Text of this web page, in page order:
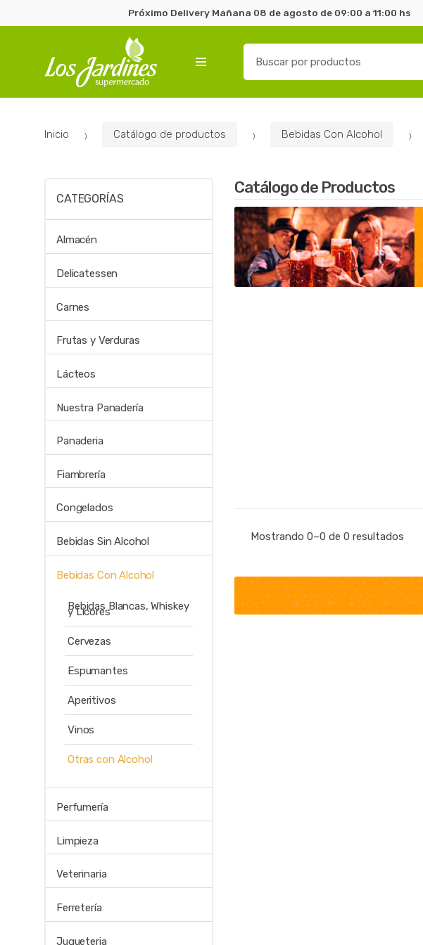
Próximo Delivery Mañana 08 de agosto de 09:00 a 11:00 hs
r
Inicio Catálogo de productos Bebidas Con Alcohol
Catálogo de Productos
Mostrando 0–0 de 0 resultados
CATEGORÍAS
Almacén
Delicatessen
Carnes
Frutas y Verduras
Lácteos
Nuestra Panadería
Panaderia
Fiambrería
Congelados
Bebidas Sin Alcohol
Bebidas Con Alcohol
Bebidas Blancas, Whiskey
y Licores
Cervezas
Espumantes
Aperitivos
Vinos
Otras con Alcohol
Perfumería
Limpieza
Veterinaria
Ferretería
Jugueteria